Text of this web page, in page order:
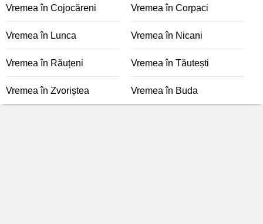
Vremea în Cojocăreni Vremea în Corpaci
Vremea în Lunca Vremea în Nicani
Vremea în Răuțeni Vremea în Tăutești
Vremea în Zvoriștea Vremea în Buda